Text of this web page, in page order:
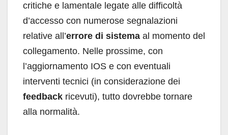
critiche e lamentale legate alle difficoltà
d’accesso con numerose segnalazioni
relative all’errore di sistema al momento del
collegamento. Nelle prossime, con
l’aggiornamento IOS e con eventuali
interventi tecnici (in considerazione dei
feedback ricevuti), tutto dovrebbe tornare
alla normalità.